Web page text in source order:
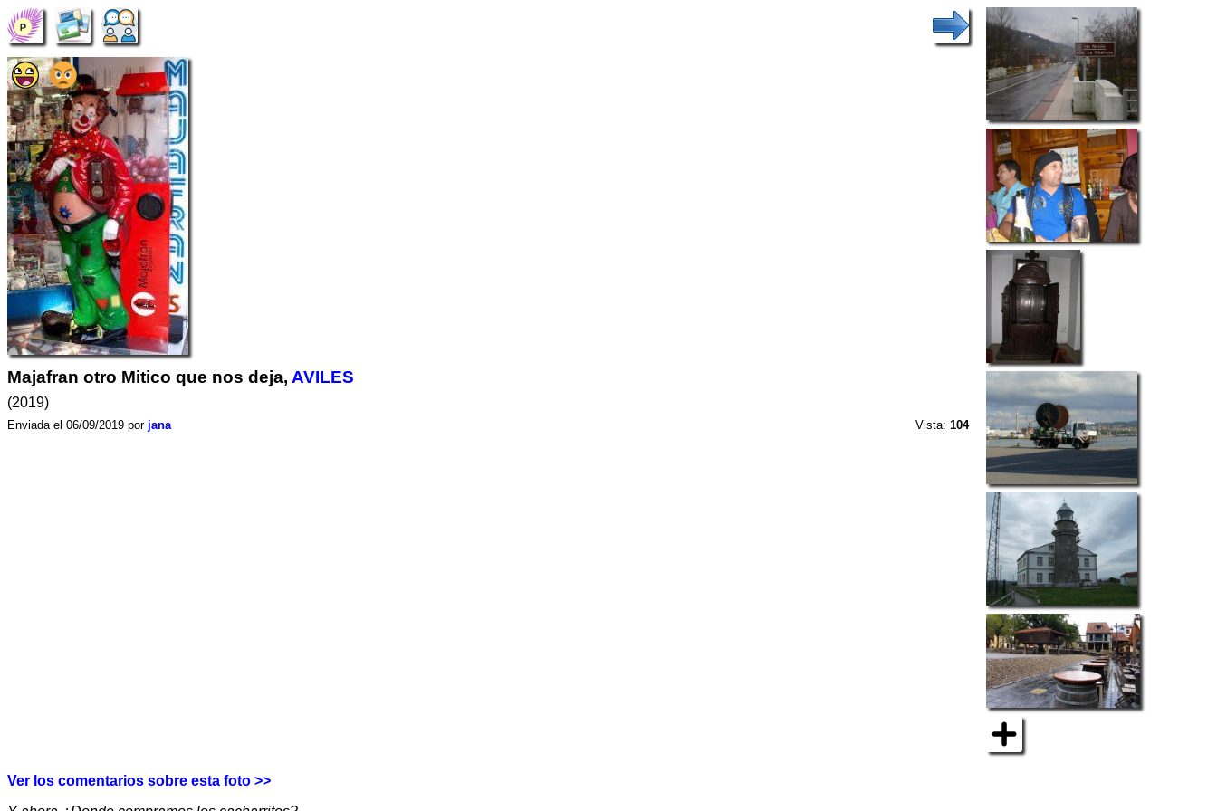
Majafran otro Mitico que nos deja, AVILES
(2019)
Enviada el 06/09/2019 por jana Vista:104
Ver los comentarios sobre esta foto >>